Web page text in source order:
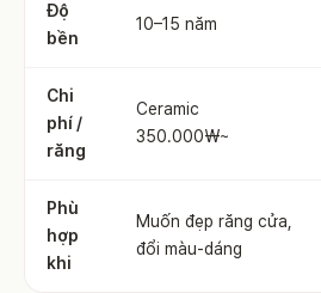
Độ
bền
10–15 năm
Chi
phí /
răng
Ceramic
350.000₩~
Phù
hợp
khi
Muốn đẹp răng cửa,
đổi màu-dáng